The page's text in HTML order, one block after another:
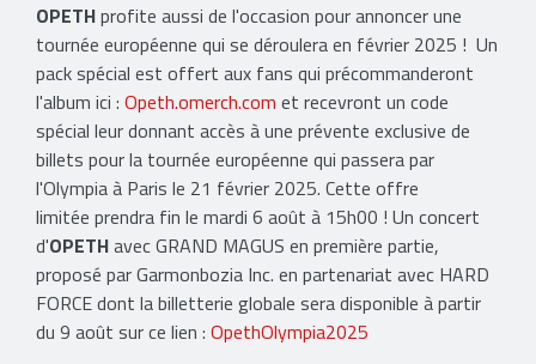
OPETHprofite aussi de l'occasion pour annoncer une
tournée européenne qui se déroulera en février 2025 ! Un
pack spécial est offert aux fans qui précommanderont
l'album ici : Opeth.omerch.com et recevront un code
spécial leur donnant accès à une prévente exclusive de
billets pour la tournée européenne qui passera par
l'Olympia à Paris le 21 février 2025. Cette offre
limitée prendra fin le mardi 6 août à 15h00 ! Un concert
d'OPETHavec GRAND MAGUS en première partie,
proposé par Garmonbozia Inc. en partenariat avec HARD
FORCE dont la billetterie globale sera disponible à partir
du 9 août sur ce lien : OpethOlympia2025